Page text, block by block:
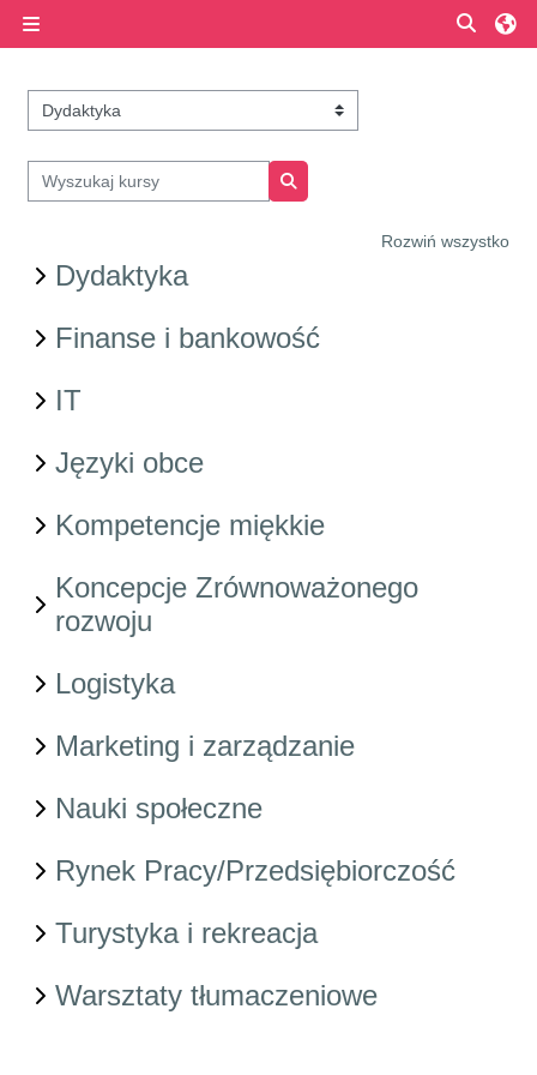
Kategorie kursów
Wyszukaj kursy
Rozwiń wszystko
Dydaktyka
Finanse i bankowość
IT
Języki obce
Kompetencje miękkie
Koncepcje Zrównoważonego
rozwoju
Logistyka
Marketing i zarządzanie
Nauki społeczne
Rynek Pracy/Przedsiębiorczość
Turystyka i rekreacja
Warsztaty tłumaczeniowe